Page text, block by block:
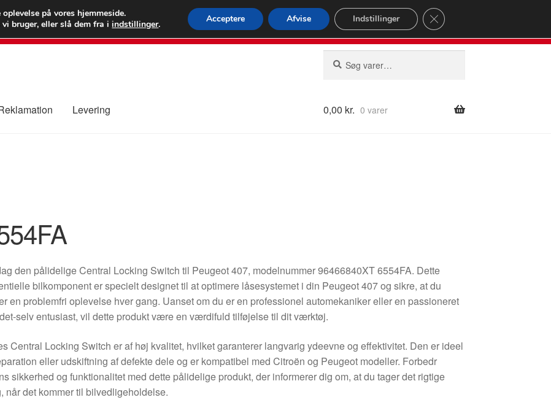
kr.
FEDEX verdensomspændende forsendelse
80 82 72 02Man-fre 9-16
efter:
Levering 0,00 kr. 0 varer
den pålidelige Central Locking Switch til Peugeot 407, modelnummer 96466840XT 6554FA. Dette
bilkomponent er specielt designet til at optimere låsesystemet i din Peugeot 407 og sikre, at du
en problemfri oplevelse hver gang. Uanset om du er en professionel automekaniker eller en passioneret
selv entusiast, vil dette produkt være en værdifuld tilføjelse til dit værktøj.
Central Locking Switch er af høj kvalitet, hvilket garanterer langvarig ydeevne og effektivitet. Den er ideel
eller udskiftning af defekte dele og er kompatibel med Citroën og Peugeot modeller. Forbedr
sikkerhed og funktionalitet med dette pålidelige produkt, der informerer dig om, at du tager det rigtige
når det kommer til bilvedligeholdelse.
på vores hjemmeside.
bruger, eller slå dem fra iindstillinger. Acceptere Afvise Indstillinger Close GDPR Cookie Banner